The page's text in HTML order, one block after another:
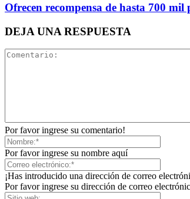
Ofrecen recompensa de hasta 700
DEJA UNA RESPUESTA
Por favor ingrese su comentario!
Por favor ingrese su nombre aquí
¡Has introducido una dirección de correo
Por favor ingrese su dirección de correo